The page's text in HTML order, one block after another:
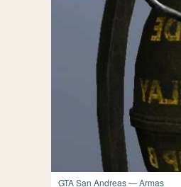
GTA San Andreas—Armas